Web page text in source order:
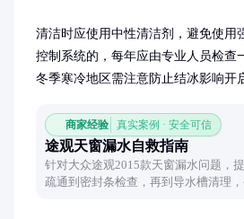
清洁时应使用中性清洁剂，避免使用
控制系统的，每年应由专业人员检查
冬季寒冷地区需注意防止结冰影响开
商家经验 真实案例 · 安全可信
途观天窗漏水自救指南
针对大众途观2015款天窗漏水问题，
疏通到密封条检查，再到导水槽清理